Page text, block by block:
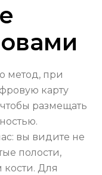
метод, при
карту
размещать
вы видите не
полости,
Для